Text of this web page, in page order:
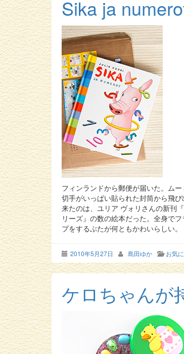
Sika ja
フィンランドから郵便が届いた。ム
切手がいっぱい貼られた封筒から飛び
来たのは、ユリア ヴォリさんの新刊
リーズ』の数の絵本だった。全身でフ
プをするぶたが何ともかわいらしい。
2010年5月27日 島田ゆか お気
ケロちゃんが